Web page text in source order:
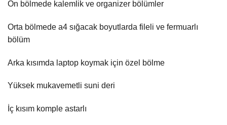
Ön bölmede kalemlik ve organizer bölümler
Orta bölmede a4 sığacak boyutlarda fileli ve fermuarlı
bölüm
Arka kısımda laptop koymak için özel bölme
Yüksek mukavemetli suni deri
İç kısım komple astarlı